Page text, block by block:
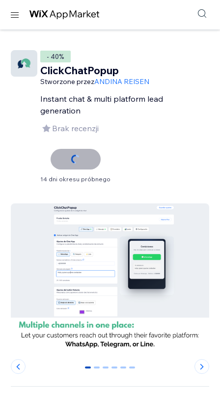
- 40%
ClickChatPopup
Stworzone przezANDINA REISEN
Instant chat & multi platform lead
generation
Brak recenzji
14 dni okresu próbnego
0 1 2 3 4 5